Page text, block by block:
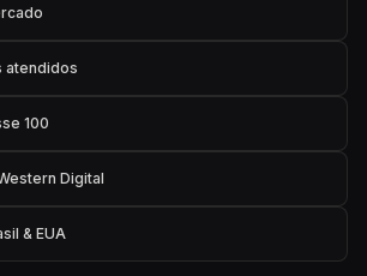
atendidos
100
Digital
& EUA